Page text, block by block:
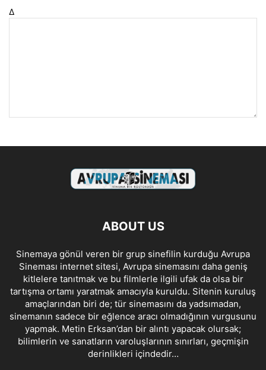
Δ
ABOUT US
Sinemaya gönül veren bir grup sinefilin kurduğu Avrupa
Sineması internet sitesi, Avrupa sinemasını daha geniş
kitlelere tanıtmak ve bu filmlerle ilgili ufak da olsa bir
tartışma ortamı yaratmak amacıyla kuruldu. Sitenin kuruluş
amaçlarından biri de; tür sinemasını da yadsımadan,
sinemanın sadece bir eğlence aracı olmadığının vurgusunu
yapmak. Metin Erksan’dan bir alıntı yapacak olursak;
bilimlerin ve sanatların varoluşlarının sınırları, geçmişin
derinlikleri içindedir…